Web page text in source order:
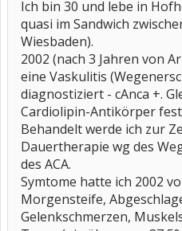
Ich bin 30 und lebe in
quasi im Sandwich
Wiesbaden).
2002 (nach 3 Jahren von
eine Vaskulitis
diagnostiziert - cAnca +.
Cardiolipin-Antikörper
Behandelt werde ich zur
Dauertherapie wg des
des ACA.
Symtome hatte ich 2002
Morgensteife,
Gelenkschmerzen,